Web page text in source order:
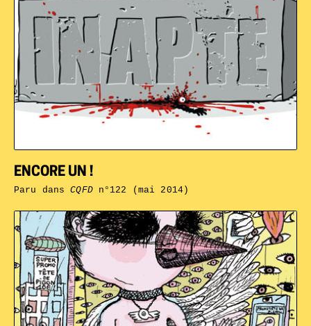
ENCORE UN !
Paru dansCQFDn°122 (mai 2014)